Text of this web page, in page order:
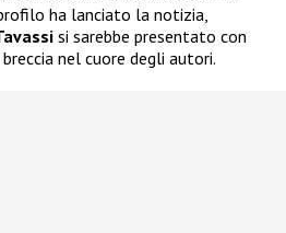
ha lanciato la notizia,
si sarebbe presentato con
nel cuore degli autori.